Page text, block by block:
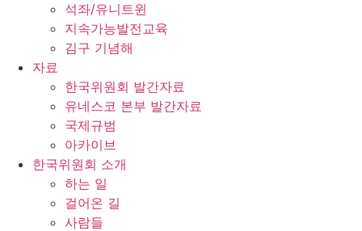
석좌/유니트윈
지속가능발전교육
김구 기념해
자료
한국위원회 발간자료
유네스코 본부 발간자료
국제규범
아카이브
한국위원회 소개
하는 일
걸어온 길
사람들